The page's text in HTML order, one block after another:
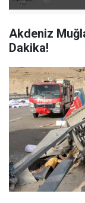
Akdeniz
Dakika!